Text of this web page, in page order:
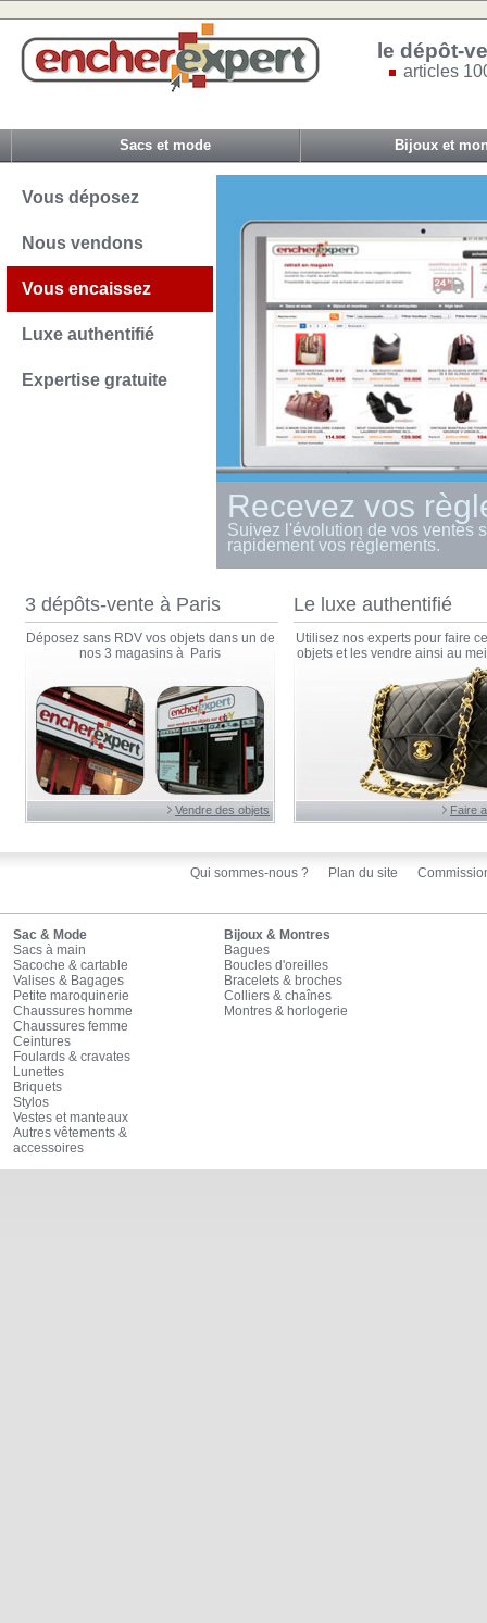
le dépôt-
articles
Sacs et mode Bijoux et
Vous déposez
Nous vendons
Vous encaissez
Luxe authentifié
Expertise gratuite
Recevez vos
Suivez l'évolution de vos ventes
rapidement vos règlements.
3 dépôts-vente à Paris
Vendre des objets
Déposez sans RDV vos objets dans un de
nos 3 magasins à Paris
Le luxe authentifié
Faire
Utilisez nos experts pour faire
objets et les vendre ainsi au
Qui sommes-nous ? Plan du site
Sac & Mode
Sacs à main
Sacoche & cartable
Valises & Bagages
Petite maroquinerie
Chaussures homme
Chaussures femme
Ceintures
Foulards & cravates
Lunettes
Briquets
Stylos
Vestes et manteaux
Autres vêtements &
accessoires
Bijoux & Montres
Bagues
Boucles d'oreilles
Bracelets & broches
Colliers & chaînes
Montres & horlogerie